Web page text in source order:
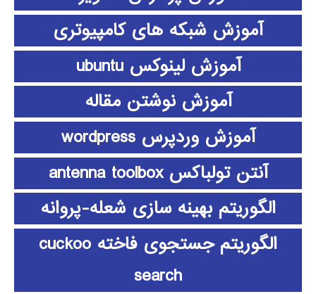
آموزش شبکه های کامپیوتری
آموزش لینوکس ubuntu
آموزش نوشتن مقاله
آموزش وردپرس wordpress
آنتن تولباکس antenna toolbox
الگوریتم بهینه سازی شعله-پروانه
الگوریتم جستجوی فاخته cuckoo
search